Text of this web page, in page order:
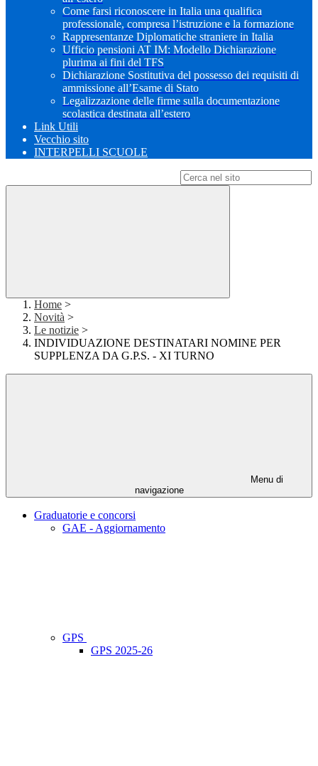
Come farsi riconoscere in Italia una qualifica
professionale, compresa l’istruzione e la formazione
Rappresentanze Diplomatiche straniere in Italia
Ufficio pensioni AT IM: Modello Dichiarazione
plurima ai fini del TFS
Dichiarazione Sostitutiva del possesso dei requisiti di
ammissione all’Esame di Stato
Legalizzazione delle firme sulla documentazione
scolastica destinata all’estero
Link Utili
Vecchio sito
INTERPELLI SCUOLE
Home >
Novità >
Le notizie >
INDIVIDUAZIONE DESTINATARI NOMINE PER
SUPPLENZA DA G.P.S. - XI TURNO
Menu di
navigazione
Graduatorie e concorsi
GAE - Aggiornamento
GPS
GPS 2025-26